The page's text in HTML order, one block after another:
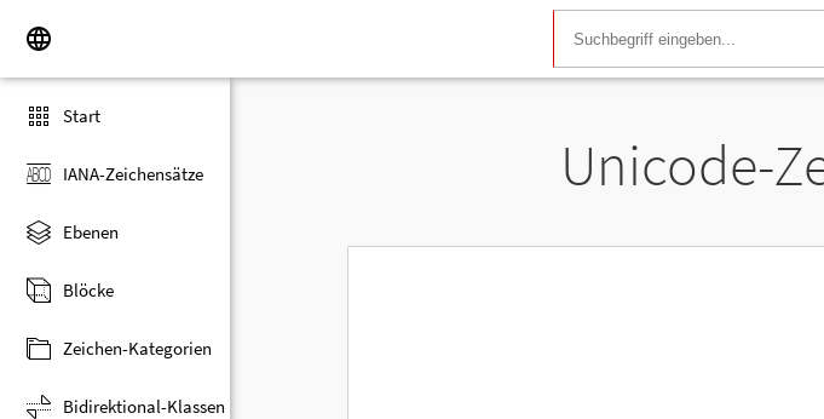
Start
IANA-Zeichensätze
Ebenen
Blöcke
Zeichen-Kategorien
Bidirektional-Klassen
Unicode-